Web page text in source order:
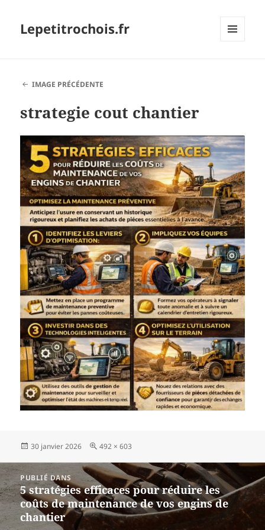
Lepetitrochois.fr
IMAGE PRÉCÉDENTE
strategie cout chantier
Publié
30 janvier 2026
Taille
492 × 603
Navigation
de
l’article
PUBLIÉ DANS
5 stratégies efficaces pour réduire les
coûts de maintenance de vos engins de
chantier